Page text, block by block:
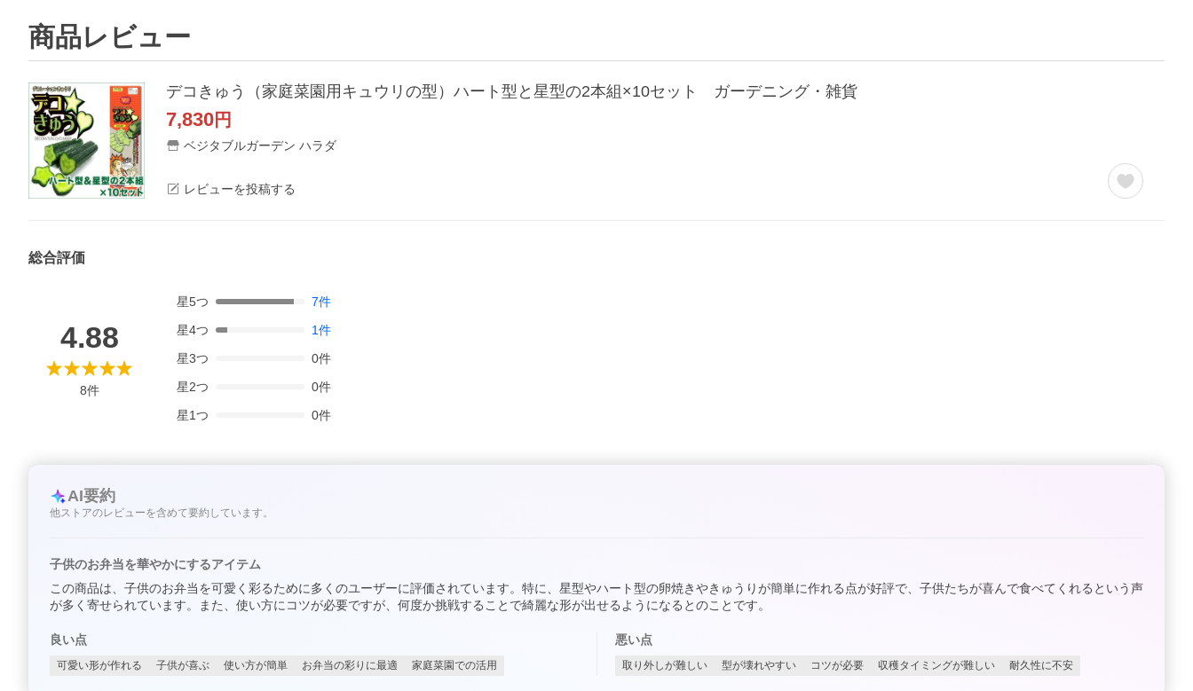
商品レビュー
デコきゅう（家庭菜園用キュウリの型）ハート型と星型の2本組×10セット ガーデニング・雑貨
7,830円
ベジタブルガーデン ハラダ
レビューを投稿する
総合評価
4.88
8件
星5つ 7件
星4つ 1件
星3つ 0件
星2つ 0件
星1つ 0件
AI要約
他ストアのレビューを含めて要約しています。
子供のお弁当を華やかにするアイテム
この商品は、子供のお弁当を可愛く彩るために多くのユーザーに評価されています。特に、星型やハート型の卵焼きやきゅうりが簡単に作れる点が好評で、子供たちが喜んで食べてくれるという声
が多く寄せられています。また、使い方にコツが必要ですが、何度か挑戦することで綺麗な形が出せるようになるとのことです。
良い点
可愛い形が作れる 子供が喜ぶ 使い方が簡単 お弁当の彩りに最適 家庭菜園での活用
悪い点
取り外しが難しい 型が壊れやすい コツが必要 収穫タイミングが難しい 耐久性に不安